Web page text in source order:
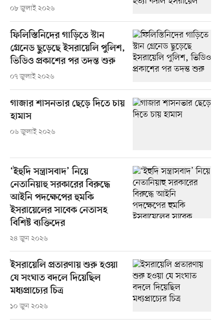
০৮ জুলাই ২০২৬
ফিলিস্তিনিদের গাড়িতে স্টান
গ্রেনেড ছুড়েছে ইসরায়েলি পুলিশ,
ভিডিও প্রকাশের পর তদন্ত শুরু
০৭ জুলাই ২০২৬
গাজার শাসনভার ছেড়ে দিতে চায়
হামাস
০৬ জুলাই ২০২৬
‘ইহুদি সন্ত্রাসবাদ’ নিয়ে
নেতানিয়াহু সরকারের বিরুদ্ধে
আইনি পদক্ষেপের হুমকি
ইসরায়েলের সাবেক নেতাসহ
বিশিষ্ট ব্যক্তিদের
২৪ জুন ২০২৬
ইসরায়েলি প্রতারণায় শুরু হওয়া
যে সংঘাত বদলে দিয়েছিল
মধ্যপ্রাচ্যের চিত্র
১০ জুন ২০২৬